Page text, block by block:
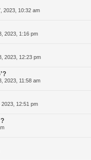
2023, 10:32 am
2023, 1:16 pm
2023, 12:23 pm
2023, 11:58 am
12:51 pm